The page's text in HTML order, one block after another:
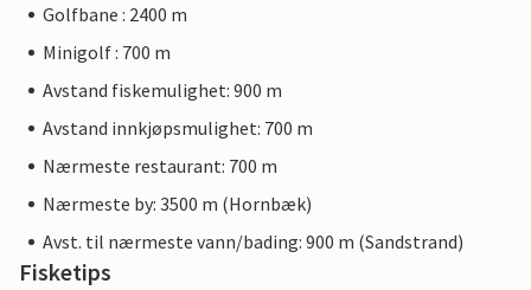
Golfbane : 2400 m
Minigolf : 700 m
Avstand fiskemulighet: 900 m
Avstand innkjøpsmulighet: 700 m
Nærmeste restaurant: 700 m
Nærmeste by: 3500 m (Hornbæk)
Avst. til nærmeste vann/bading: 900 m (Sandstrand)
Fisketips